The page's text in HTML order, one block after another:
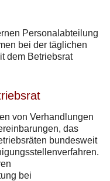
Personalabteilung
bei der täglichen
dem Betriebsrat
von Verhandlungen
das
bundesweit
bei